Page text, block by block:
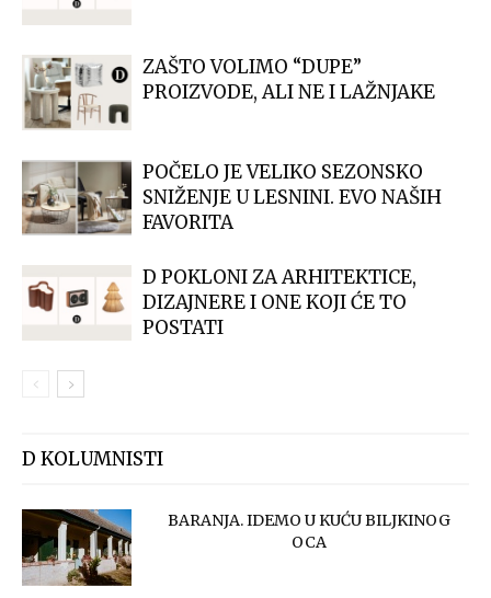
ZAŠTO VOLIMO “DUPE”
PROIZVODE, ALI NE I LAŽNJAKE
POČELO JE VELIKO SEZONSKO
SNIŽENJE U LESNINI. EVO NAŠIH
FAVORITA
D POKLONI ZA ARHITEKTICE,
DIZAJNERE I ONE KOJI ĆE TO
POSTATI
D KOLUMNISTI
BARANJA. IDEMO U KUĆU BILJKINOG
OCA